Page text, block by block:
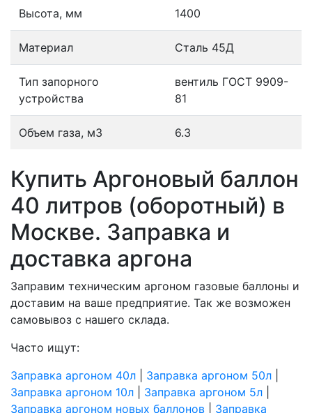
Высота, мм 1400
Материал Сталь 45Д
Тип запорного
устройства
вентиль ГОСТ 9909-
81
Объем газа, м3 6.3
Купить Аргоновый баллон
40 литров (оборотный) в
Москве. Заправка и
доставка аргона
Заправим техническим аргоном газовые баллоны и
доставим на ваше предприятие. Так же возможен
самовывоз с нашего склада.
Часто ищут:
Заправка аргоном 40л
Заправка аргоном 50л
Заправка аргоном 10л
Заправка аргоном 5л
Заправка аргоном новых баллонов
Заправка